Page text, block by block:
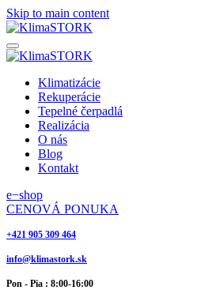
Skip to main content
Klimatizácie
Rekuperácie
Tepelné čerpadlá
Realizácia
O nás
Blog
Kontakt
e−shop
CENOVÁ PONUKA
+421 905 309 464
info@klimastork.sk
Pon - Pia : 8:00-16:00